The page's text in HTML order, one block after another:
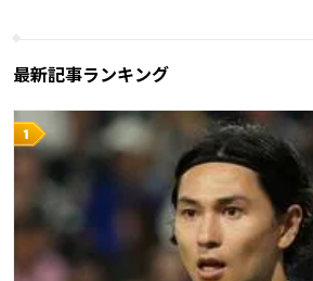
最新記事ランキング